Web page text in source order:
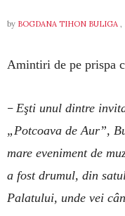
by BOGDANA TIHON BULIGA ,
Amintiri de pe prispa
– Eşti unul dintre
„Potcoava de Aur”,
mare eveniment de
a fost drumul, din
Palatului, unde vei